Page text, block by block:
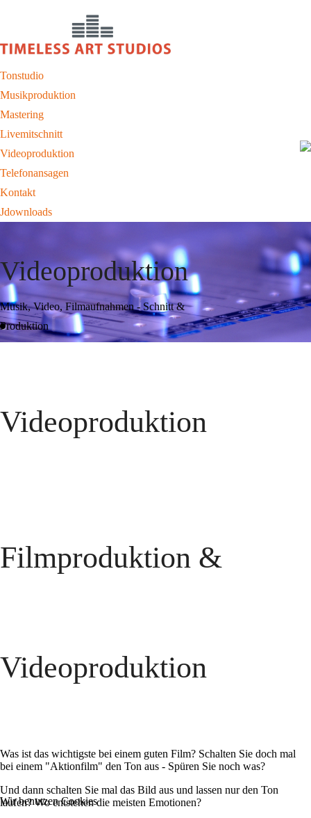
Tonstudio
Musikproduktion
Mastering
Livemitschnitt
Videoproduktion
Telefonansagen
Kontakt
Jdownloads
Videoproduktion
Musik, Video, Filmaufnahmen - Schnitt &
Produktion
Videoproduktion
Filmproduktion &
Videoproduktion
Was ist das wichtigste bei einem guten Film? Schalten Sie doch mal
bei einem "Aktionfilm" den Ton aus - Spüren Sie noch was?
Und dann schalten Sie mal das Bild aus und lassen nur den Ton
laufen? Wo entstehen die meisten Emotionen?
Wir benutzen Cookies